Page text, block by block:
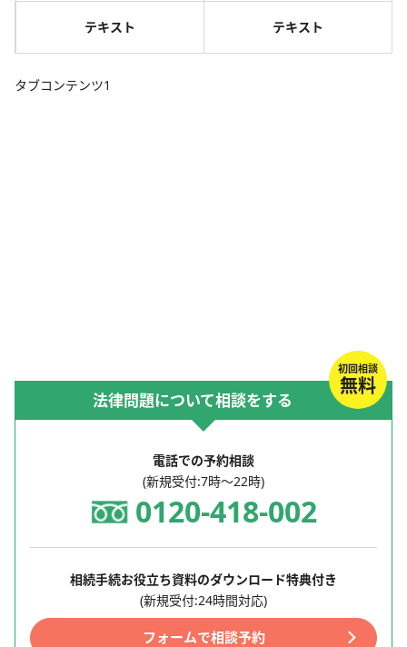
テキスト テキスト
タブコンテンツ1
初回相談
無料
法律問題について相談をする
電話での予約相談
(新規受付:7時～22時)
0120-418-002
相続手続お役立ち資料のダウンロード特典付き
(新規受付:24時間対応)
フォームで相談予約